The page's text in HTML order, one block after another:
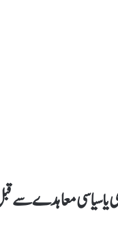
سیاسی معاہدے سے